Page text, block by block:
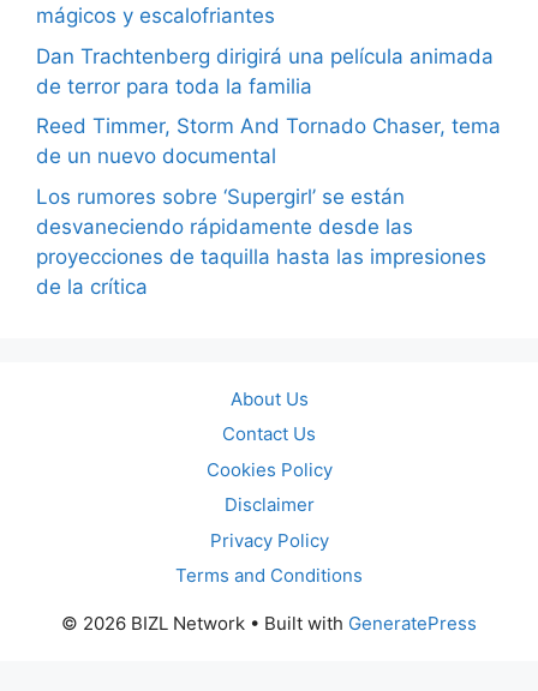
mágicos y escalofriantes
Dan Trachtenberg dirigirá una película animada
de terror para toda la familia
Reed Timmer, Storm And Tornado Chaser, tema
de un nuevo documental
Los rumores sobre ‘Supergirl’ se están
desvaneciendo rápidamente desde las
proyecciones de taquilla hasta las impresiones
de la crítica
About Us
Contact Us
Cookies Policy
Disclaimer
Privacy Policy
Terms and Conditions
© 2026 BIZL Network • Built with GeneratePress